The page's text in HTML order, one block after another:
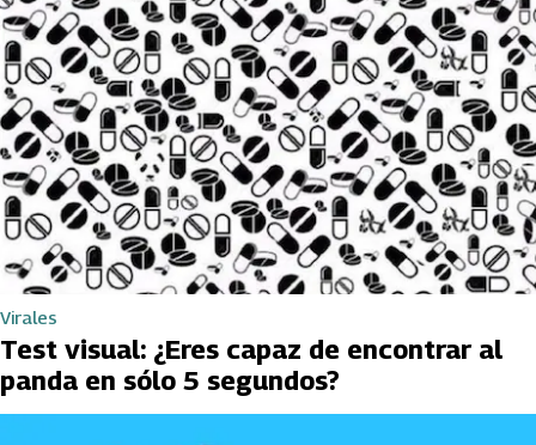
Virales
Test visual: ¿Eres capaz de encontrar al
panda en sólo 5 segundos?